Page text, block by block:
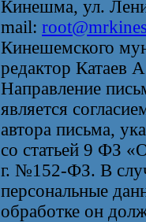
Кинешма, ул.
mail:
Кинешемского
редактор Катаев
Направление
является
автора письма,
со статьей 9 ФЗ
г. №152-ФЗ. В
персональные
обработке он